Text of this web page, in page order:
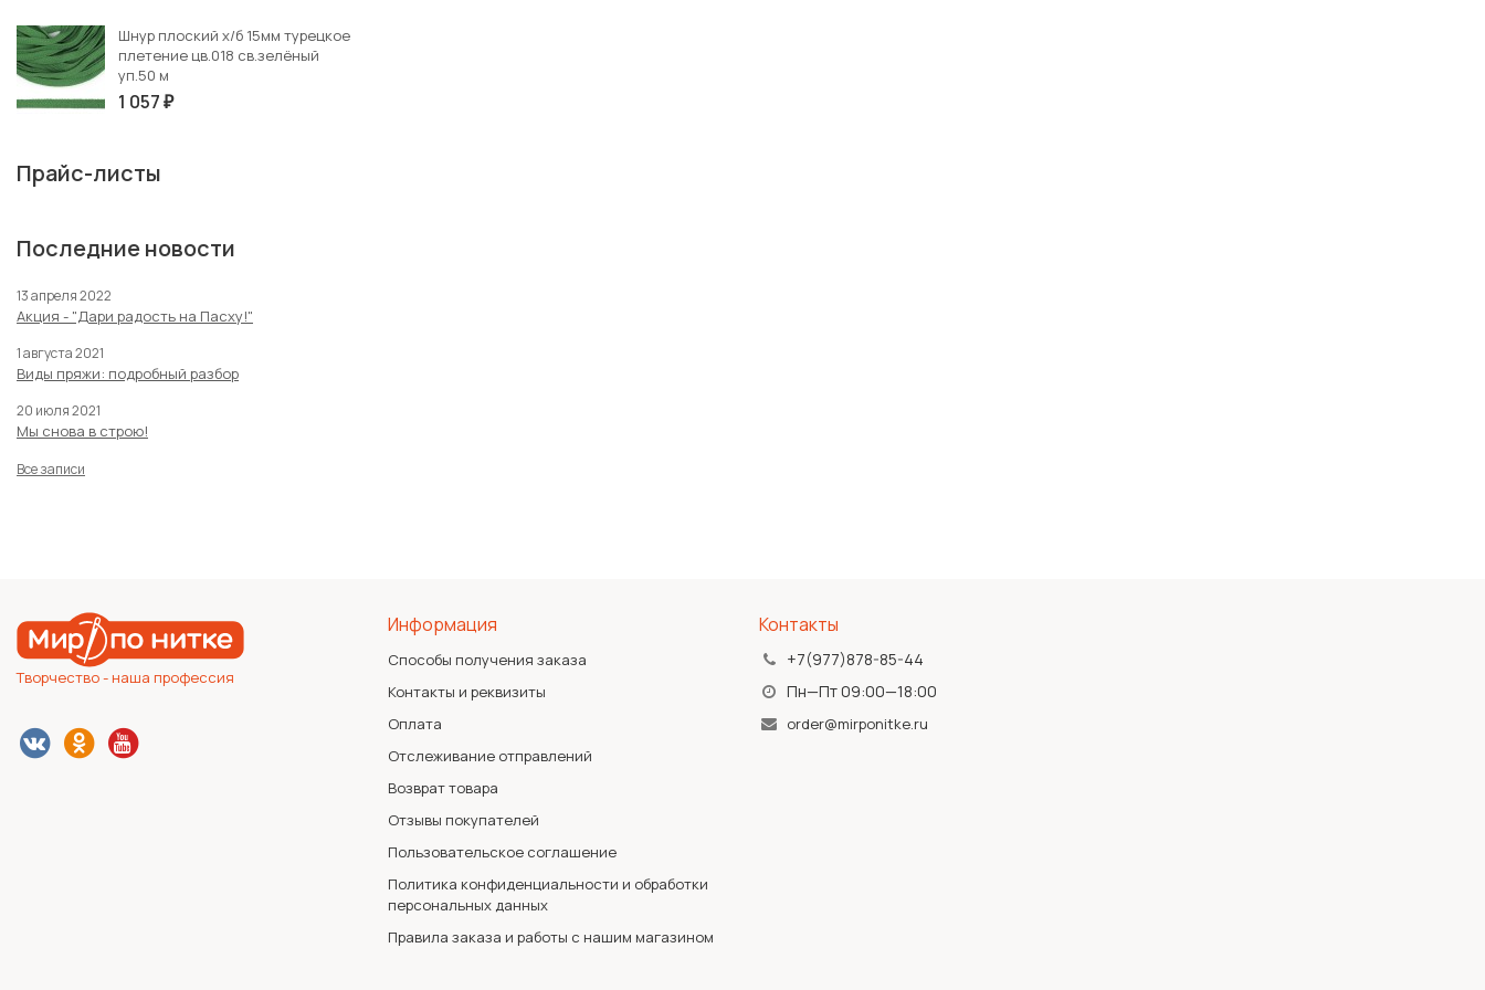
Шнур плоский х/б 15мм турецкое
плетение цв.018 св.зелёный
уп.50 м
1 057 ₽
Прайс-листы
Последние новости
13 апреля 2022
Акция - "Дари радость на Пасху!"
1 августа 2021
Виды пряжи: подробный разбор
20 июля 2021
Мы снова в строю!
Все записи
Творчество - наша профессия
Информация
Способы получения заказа
Контакты и реквизиты
Оплата
Отслеживание отправлений
Возврат товара
Отзывы покупателей
Пользовательское соглашение
Политика конфиденциальности и обработки
персональных данных
Правила заказа и работы с нашим магазином
Контакты
+7(977)878-85-44
Пн—Пт 09:00—18:00
order@mirponitke.ru